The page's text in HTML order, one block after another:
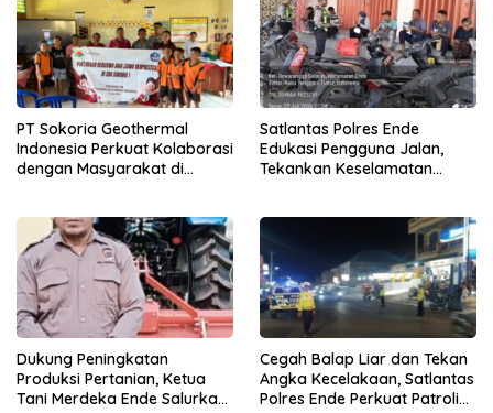
PT Sokoria Geothermal
Indonesia Perkuat Kolaborasi
dengan Masyarakat di
Satlantas Polres Ende
Edukasi Pengguna Jalan,
Tekankan Keselamatan
Dukung Peningkatan
Produksi Pertanian, Ketua
Tani Merdeka Ende Salurkan
Cegah Balap Liar dan Tekan
Angka Kecelakaan, Satlantas
Polres Ende Perkuat Patroli